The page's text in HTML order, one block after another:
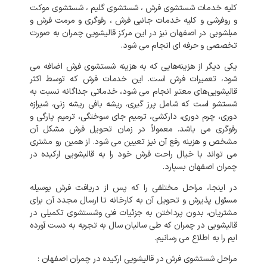
کلیه خدمات شستشوی فرش ، شستشوی گلیم ، شستشوی موکت
و روفرشی و کلیه خدمات جانبی فرش ، رفوگری و مرمت فرش و
مبلشویی در اصفهان نیز در این مرکز قالیشویی چمران به صورت
تخصصی و حرفه ای انجام می شود.
یکی دیگر از هزینه‌هایی که به هزینه شستشوی فرش اضافه می
شود، تعمیرات فرش است. این خدمات فرش که توسط اکثر
قالیشویی‌های معتبر انجام می شود، خدماتی جداگانه نسبت به
شستشو است که شامل پرز گیری، ریشه بافی ریشه زنی، شیرازه
دوری، چرم دوری، دارکشی، ترمیم جای سوختگی، ترمیم پارگی و
رفوگری می باشد. معمولاً در زمان تحویل فرش مشکل آن
مشخص و هزینه رفع آن نیز تعیین می شود. از همین رو مشتری
می تواند با خیال راحت فرش خود را به قالیشویی ارکیده در
چمران اصفهان بسپارد.
در اینجا، مراحل مختلفی را که پس از دریافت فرش بوسیله
مسئول پذیرش و تحویل آن به کارخانه تا ارسال مجدد آن برای
مشتریان، بدون پرداختن به جزئیات فنی وشستشوی تکمیلی در
قالیشویی در چمران که طی سالیان سال به تجربه به دست آورده
ایم را به اطلاع می رسانیم.
مراحل شستشوی فرش در قالیشویی ارکیده در چمران اصفهان :